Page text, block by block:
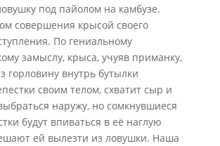
под пайолом на камбузе.
совершения крысой своего
По гениальному
замыслу, крыса, учуяв приманку,
горловину внутрь бутылки
своим телом, схватит сыр и
наружу, но сомкнувшиеся
будут впиваться в её наглую
ей вылезти из ловушки. Наша